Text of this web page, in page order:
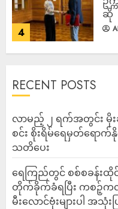
4
ဆို
RECENT POSTS
လာမည့် ၂ ရက်အတွင်း မိုး
စင်း စိုးရိမ်ရေမှတ်ရော
သတိပေး
ရေကြည်တွင် စစ်စခန်း
တိုက်ခိုက်ခံရပြီး ကစဉ့်က
မီးလောင်ဗုံးများပါ အသုံး